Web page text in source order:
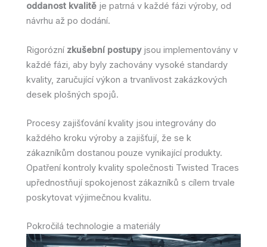
oddanost kvalitě je patrná v každé fázi výroby, od
návrhu až po dodání.
Rigorózní zkušební postupyjsou implementovány v
každé fázi, aby byly zachovány vysoké standardy
kvality, zaručující výkon a trvanlivost zakázkových
desek plošných spojů.
Procesy zajišťování kvality jsou integrovány do
každého kroku výroby a zajišťují, že se k
zákazníkům dostanou pouze vynikající produkty.
Opatření kontroly kvality společnosti Twisted Traces
upřednostňují spokojenost zákazníků s cílem trvale
poskytovat výjimečnou kvalitu.
Pokročilá technologie a materiály